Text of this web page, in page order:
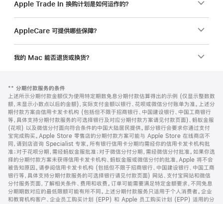
Apple Trade In 换购计划是如何运作的？
AppleCare 可提供哪些保障？
我的 Mac 能否退货或换货？
页
页
脚
脚
注
** 分期付款服务的条件
上述所示分期付款金额仅为使用特定期数免息分期付款估算得出的示例 (仅显示整数数
额，未显示小数点以后的金额)，实际支付金额以银行、花呗或微信分付账单为准。上述分
期付款方案由信用卡发卡机构 (包括但不限于招商银行、中国建设银行、中国工商银行
等，具体支持分期付款服务的可选择银行及对应分期付款方案请见付款页面)、蚂蚁金服
(花呗) 以及微信分付面向符合条件的中国大陆居民提供。部分银行会要求你通过支付
宝完成购买。Apple Store 零售店的分期付款方案可能与 Apple Store 在线商店不
同，请到店咨询 Specialist 专家。所有银行信用卡分期均需经你的信用卡发卡机构批
准；对于花呗分期，需经蚂蚁金服批准；对于微信分付分期，需经微信分付批准。如果你选
择的分期付款方案未获得信用卡发卡机构、蚂蚁金服或微信分付的批准，Apple 将不会
被告知原因。请参阅信用卡发卡机构 (包括但不限于招商银行、中国建设银行、中国工商
银行等，具体支持分期付款服务的可选择银行请见付款页面) 网站、支付宝网站和微信
分付服务页面，了解相关条件、费用和收费。订单可能需要满足特定金额要求，不同免息
分期期数对应的最低限额可能有所不同。上述分期付款服务只适用于个人消费者。企业
和教育机构客户、企业员工购买计划 (EPP) 和 Apple 员工购买计划 (EPP) 适用的分